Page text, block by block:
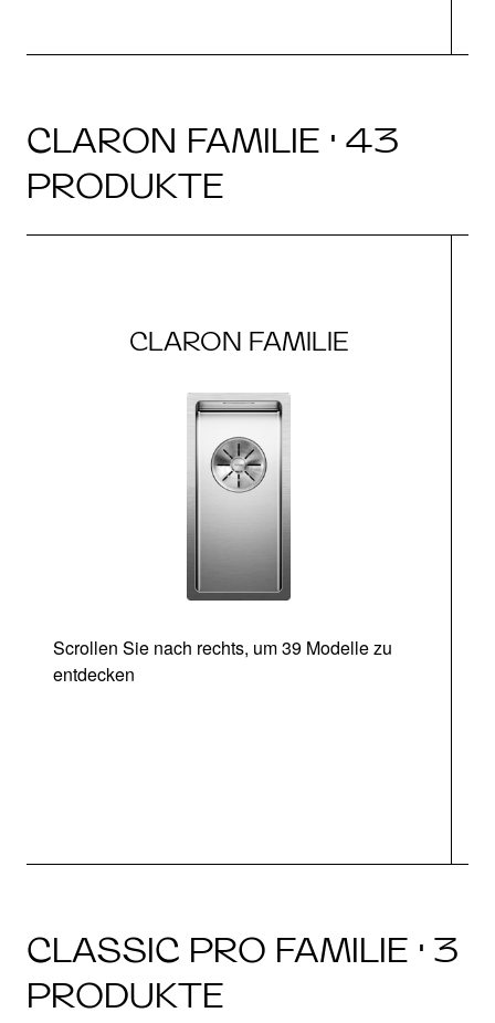
CLARON FAMILIE · 43
PRODUKTE
CLARON FAMILIE
Scrollen Sie nach rechts, um 39 Modelle zu
entdecken
CLASSIC PRO FAMILIE · 3
PRODUKTE